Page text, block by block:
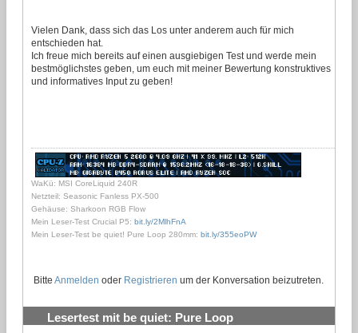
Vielen Dank, dass sich das Los unter anderem auch für mich
entschieden hat.
Ich freue mich bereits auf einen ausgiebigen Test und werde mein
bestmöglichstes geben, um euch mit meiner Bewertung konstruktives
und informatives Input zu geben!
WaKü: MSI CoreLiquid 240R
Netzteil: Seasonic Fanless PX-500
Gehäuse: Sharkoon RGB Flow
Mein Leser-Test Crucial P5: bit.ly/2MlhFnA
Mein Leser-Test be quiet! Pure Loop 280mm: bit.ly/355eoPW
Bitte Anmelden oder Registrieren um der Konversation beizutreten.
Lesertest mit be quiet: Pure Loop